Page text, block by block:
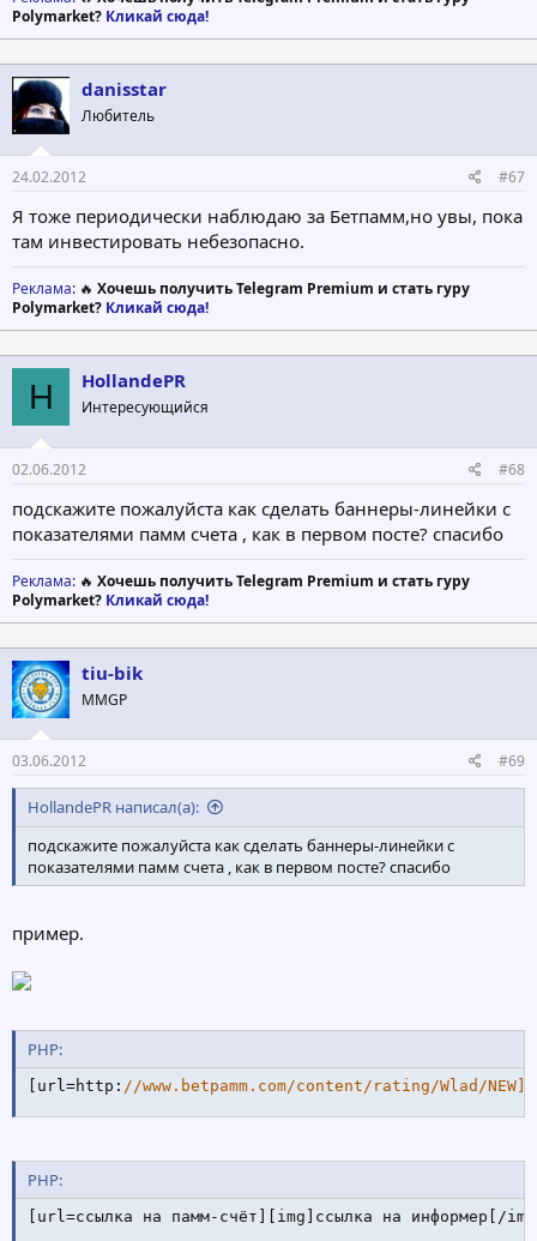
Polymarket? Кликай сюда!
danisstar
Любитель
24.02.2012 #67
Я тоже периодически наблюдаю за Бетпамм,но увы, пока
там инвестировать небезопасно.
Реклама: 🔥 Хочешь получить Telegram Premium и стать гуру
Polymarket? Кликай сюда!
H HollandePR
Интересующийся
02.06.2012 #68
подскажите пожалуйста как сделать баннеры-линейки с
показателями памм счета , как в первом посте? спасибо
Реклама: 🔥 Хочешь получить Telegram Premium и стать гуру
Polymarket? Кликай сюда!
tiu-bik
MMGP
03.06.2012 #69
HollandePR написал(а):
подскажите пожалуйста как сделать баннеры-линейки с
показателями памм счета , как в первом посте? спасибо
пример.
PHP:
url=http : //www.betpamm.com/content/rating/Wlad/
PHP:
url=ссылка на памм- счёт img ссылка на информер /img